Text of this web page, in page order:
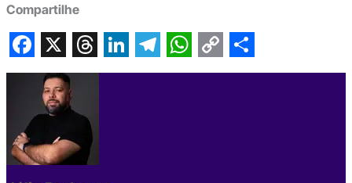
Compartilhe
F
e
b
X T
h
r
e
a
L T W C S